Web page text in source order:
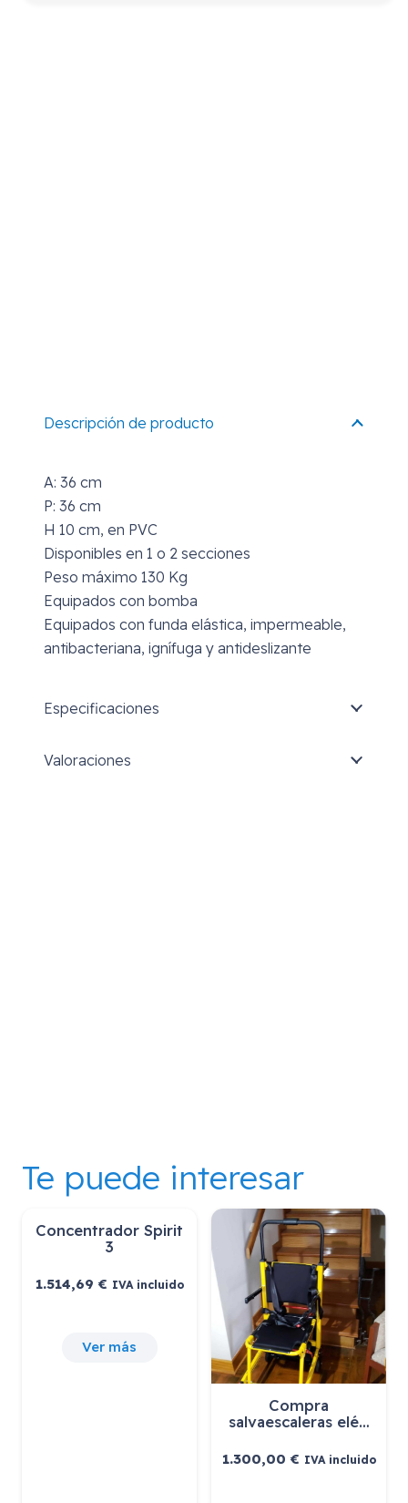
Descripción de producto
A: 36 cm
P: 36 cm
H 10 cm, en PVC
Disponibles en 1 o 2 secciones
Peso máximo 130 Kg
Equipados con bomba
Equipados con funda elástica, impermeable,
antibacteriana, ignífuga y antideslizante
Especificaciones
Valoraciones
Te puede interesar
Concentrador Spirit
3
1.514,69€ IVA incluido
Ver más
Compra
salvaescaleras elé…
1.300,00€ IVA incluido